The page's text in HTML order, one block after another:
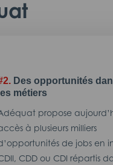
Des opportunités
les métiers
propose
à plusieurs milliers
de jobs en
CDD ou CDI répartis